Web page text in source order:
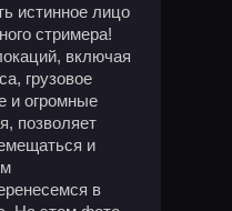
истинное лицо
стримера!
включая
грузовое
и огромные
позволяет
и
в